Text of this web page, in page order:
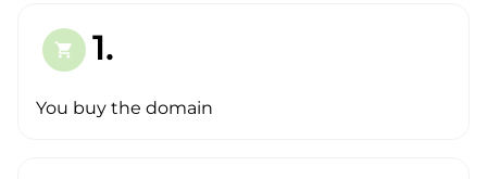
shopping_cart 1.
You buy the domain